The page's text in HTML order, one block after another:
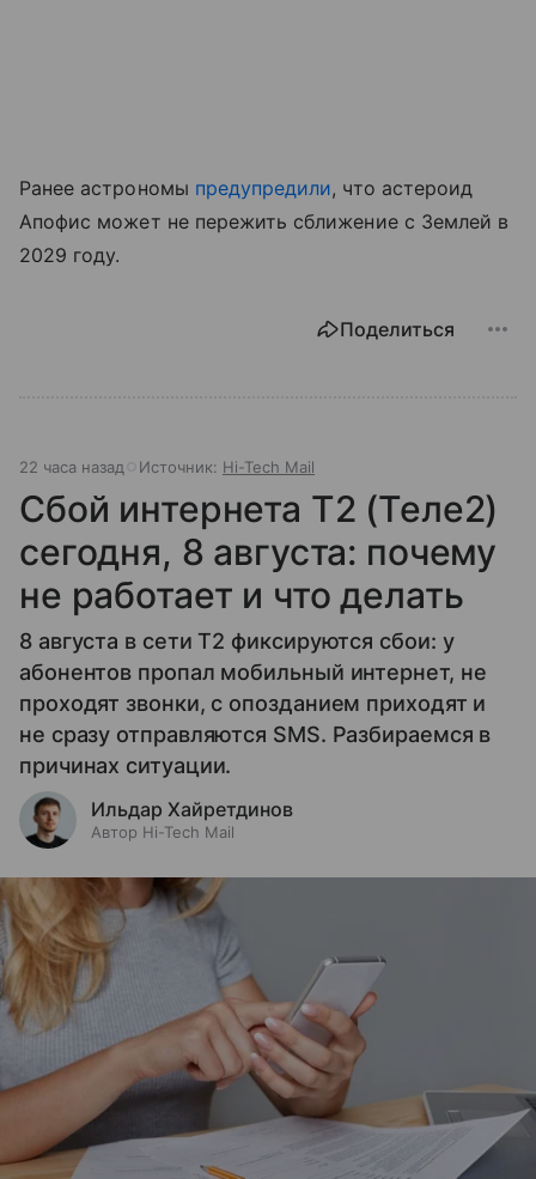
Ранее астрономы предупредили, что астероид
Апофис может не пережить сближение с Землей в
2029 году.
Поделиться
22 часа назад Источник: Hi-Tech Mail
Сбой интернета T2 (Теле2)
сегодня, 8 августа: почему
не работает и что делать
8 августа в сети T2 фиксируются сбои: у
абонентов пропал мобильный интернет, не
проходят звонки, с опозданием приходят и
не сразу отправляются SMS. Разбираемся в
причинах ситуации.
Ильдар Хайретдинов
Автор Hi-Tech Mail